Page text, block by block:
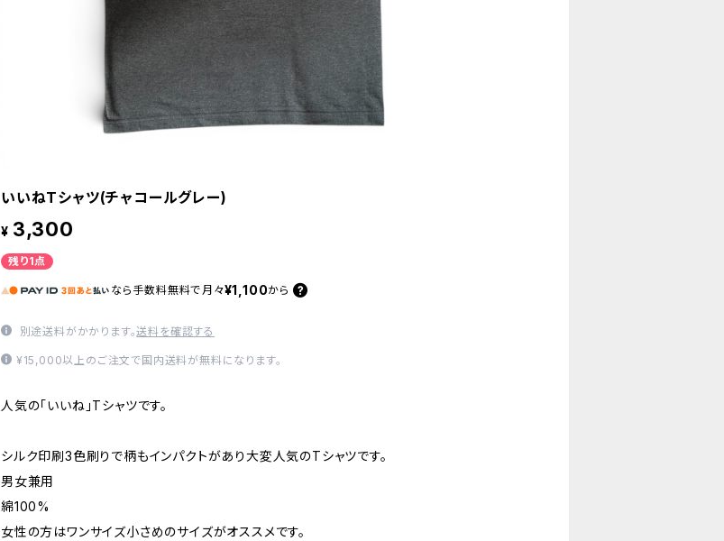
いいねTシャツ(チャコールグレー)
¥ 3,300
残り1点
なら 手数料無料で 月々¥1,100から
別途送料がかかります。送料を確認する
¥15,000以上のご注文で国内送料が無料になります。
人気の「いいね」Tシャツです。
シルク印刷3色刷りで柄もインパクトがあり大変人気のTシャツです。
男女兼用
綿100%
女性の方はワンサイズ小さめのサイズがオススメです。